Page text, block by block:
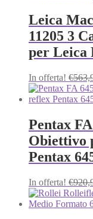
Leica
11205 3
per Leica
In offerta! €
Pentax
Obiettivo
Pentax
In offerta! €